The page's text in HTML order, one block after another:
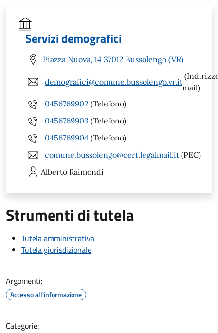
Servizi demografici
Piazza Nuova, 14 37012 Bussolengo (VR)
demografici@comune.bussolengo.vr.it
mail)
0456769902 (Telefono)
0456769903 (Telefono)
0456769904 (Telefono)
comune.bussolengo@cert.legalmail.it (PEC)
Alberto Raimondi
Strumenti di tutela
Tutela amministrativa
Tutela giurisdizionale
Argomenti:
Accesso all'informazione
Categorie: